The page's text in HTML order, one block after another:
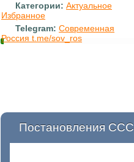
Категории: Актуальное
Избранное
Telegram: Современная
Россия t.me/sov_ros
Постановления